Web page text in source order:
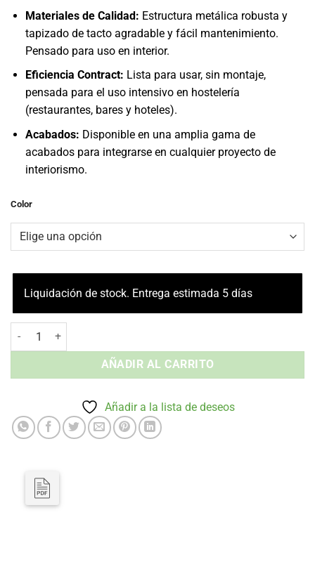
Materiales de Calidad: Estructura metálica robusta y
tapizado de tacto agradable y fácil mantenimiento.
Pensado para uso en interior.
Eficiencia Contract: Lista para usar, sin montaje,
pensada para el uso intensivo en hostelería
(restaurantes, bares y hoteles).
Acabados: Disponible en una amplia gama de
acabados para integrarse en cualquier proyecto de
interiorismo.
Color
Liquidación de stock. Entrega estimada 5 días
Silla sin Brazos Art - Tapizada Interior cantidad
AÑADIR AL CARRITO
Añadir a la lista de deseos